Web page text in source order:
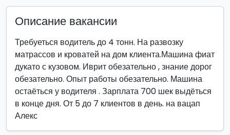
Описание вакансии
Требуеться водитель до 4 тонн. На развозку
матрассов и кроватей на дом клиента.Машина фиат
дукато с кузовом. Иврит обезательно , знание дорог
обезательно. Опыт работы обезательно. Машина
остаёться у водителя . Зарплата 700 шек выдёться
в конце дня. От 5 до 7 клиентов в день. на вацап
Алекс